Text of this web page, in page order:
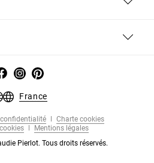
France
Charte cookies
Mentions légales
Pierlot. Tous droits réservés.